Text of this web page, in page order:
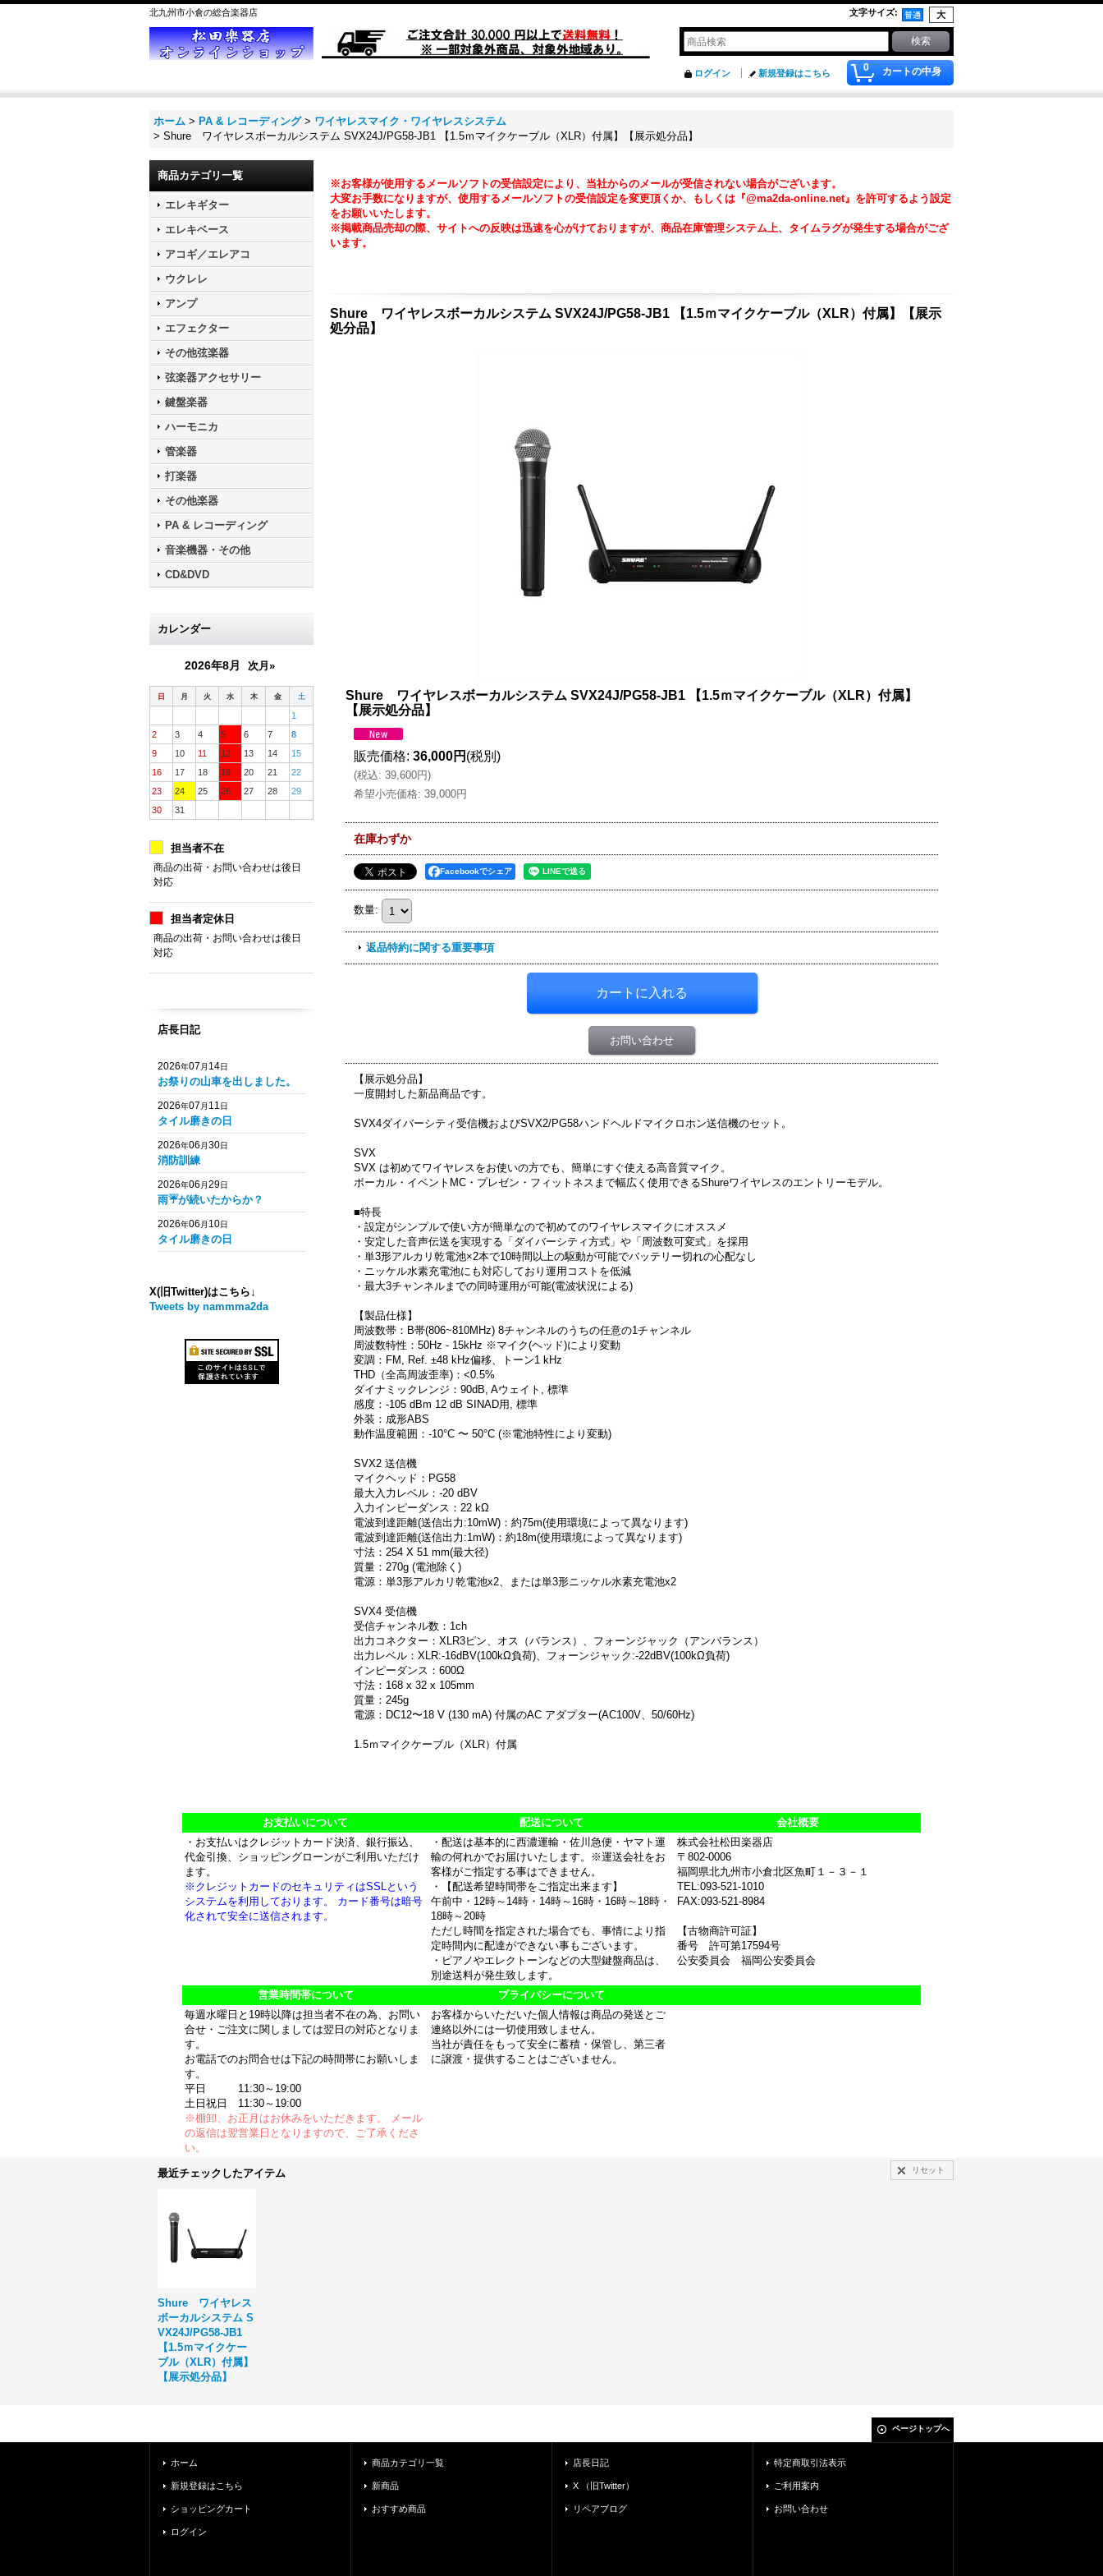
北九州市小倉の総合楽器店 文字サイズ:
0 カートの中身
ログイン 新規登録はこちら
ホーム > PA & レコーディング > ワイヤレスマイク・ワイヤレスシステム
> Shure ワイヤレスボーカルシステム SVX24J/PG58-JB1 【1.5ｍマイクケーブル（XLR）付属】【展示処分品】
商品カテゴリ一覧
エレキギター
エレキベース
アコギ／エレアコ
ウクレレ
アンプ
エフェクター
その他弦楽器
弦楽器アクセサリー
鍵盤楽器
ハーモニカ
管楽器
打楽器
その他楽器
PA & レコーディング
音楽機器・その他
CD&DVD
カレンダー
2026年8月 次月»
日 月 火 水 木 金 土
1
2
3 4 5 6 7
8
9
10 11 12 13 14
15
16
17 18 19 20 21
22
23
24 25 26 27 28
29
30
31
担当者不在
商品の出荷・お問い合わせは後日
対応
担当者定休日
商品の出荷・お問い合わせは後日
対応
店長日記
2026年07 月 14日
お祭りの山車を出しました。
2026年07 月 11日
タイル磨きの日
2026年06 月30日
消防訓練
2026年06 月29日
雨☔️が続いたからか？
2026年06 月 10日
タイル磨きの日
X(旧Twitter)はこちら↓
Tweets by nammma2da
※お客様が使用するメールソフトの受信設定により、当社からのメールが受信されない場合がございます。
大変お手数になりますが、使用するメールソフトの受信設定を変更頂くか、もしくは『@ma2da-online.net』を許可するよう設定
をお願いいたします。
※掲載商品売却の際、サイトへの反映は迅速を心がけておりますが、商品在庫管理システム上、タイムラグが発生する場合がござ
います。
Shure ワイヤレスボーカルシステム SVX24J/PG58-JB1 【1.5ｍマイクケーブル（XLR）付属】【展示
処分品】
Shure ワイヤレスボーカルシステム SVX24J/PG58-JB1 【1.5ｍマイクケーブル（XLR）付属】
【展示処分品】
販売価格: 36,000円 (税別)
(税込: 39,600円)
希望小売価格: 39,000円
在庫わずか
Facebookでシェア
数量:
返品特約に関する重要事項
お問い合わせ
【展示処分品】
一度開封した新品商品です。
SVX4ダイバーシティ受信機およびSVX2/PG58ハンドヘルドマイクロホン送信機のセット。
SVX
SVX は初めてワイヤレスをお使いの方でも、簡単にすぐ使える高音質マイク。
ボーカル・イベントMC・プレゼン・フィットネスまで幅広く使用できるShureワイヤレスのエントリーモデル。
■特長
・設定がシンプルで使い方が簡単なので初めてのワイヤレスマイクにオススメ
・安定した音声伝送を実現する「ダイバーシティ方式」や「周波数可変式」を採用
・単3形アルカリ乾電池×2本で10時間以上の駆動が可能でバッテリー切れの心配なし
・ニッケル水素充電池にも対応しており運用コストを低減
・最大3チャンネルまでの同時運用が可能(電波状況による)
【製品仕様】
周波数帯：B帯(806~810MHz) 8チャンネルのうちの任意の1チャンネル
周波数特性：50Hz - 15kHz ※マイク(ヘッド)により変動
変調：FM, Ref. ±48 kHz偏移、トーン1 kHz
THD（全高周波歪率)：<0.5%
ダイナミックレンジ：90dB, Aウェイト, 標準
感度：-105 dBm 12 dB SINAD用, 標準
外装：成形ABS
動作温度範囲：-10°C 〜 50°C (※電池特性により変動)
SVX2 送信機
マイクヘッド：PG58
最大入力レベル：-20 dBV
入力インピーダンス：22 kΩ
電波到達距離(送信出力:10mW)：約75m(使用環境によって異なります)
電波到達距離(送信出力:1mW)：約18m(使用環境によって異なります)
寸法：254 X 51 mm(最大径)
質量：270g (電池除く)
電源：単3形アルカリ乾電池x2、または単3形ニッケル水素充電池x2
SVX4 受信機
受信チャンネル数：1ch
出力コネクター：XLR3ピン、オス（バランス）、フォーンジャック（アンバランス）
出力レベル：XLR:-16dBV(100kΩ負荷)、フォーンジャック:-22dBV(100kΩ負荷)
インピーダンス：600Ω
寸法：168 x 32 x 105mm
質量：245g
電源：DC12〜18 V (130 mA) 付属のAC アダプター(AC100V、50/60Hz)
1.5ｍマイクケーブル（XLR）付属
お支払いについて 配送について
会社概要
・お支払いはクレジットカード決済、銀行振込、
代金引換、ショッピングローンがご利用いただけ
ます。
※クレジットカードのセキュリティはSSLという
システムを利用しております。 カード番号は暗号
化されて安全に送信されます。
・配送は基本的に西濃運輸・佐川急便・ヤマト運
輸の何れかでお届けいたします。※運送会社をお
客様がご指定する事はできません。
・【配送希望時間帯をご指定出来ます】
午前中・12時～14時・14時～16時・16時～18時・
18時～20時
ただし時間を指定された場合でも、事情により指
定時間内に配達ができない事もございます。
・ピアノやエレクトーンなどの大型鍵盤商品は、
別途送料が発生致します。
株式会社松田楽器店
〒802-0006
福岡県北九州市小倉北区魚町１－３－１
TEL:093-521-1010
FAX:093-521-8984
【古物商許可証】
番号 許可第17594号
公安委員会 福岡公安委員会
営業時間帯について
プライバシーについて
毎週水曜日と19時以降は担当者不在の為、お問い
合せ・ご注文に関しましては翌日の対応となりま
す。
お電話でのお問合せは下記の時間帯にお願いしま
す。
平日 11:30～19:00
土日祝日 11:30～19:00
※棚卸、お正月はお休みをいただきます。 メール
の返信は翌営業日となりますので、ご了承くださ
い。
お客様からいただいた個人情報は商品の発送とご
連絡以外には一切使用致しません。
当社が責任をもって安全に蓄積・保管し、第三者
に譲渡・提供することはございません。
最近チェックしたアイテム リセット
Shure ワイヤレス
ボーカルシステム S
VX24J/PG58-JB1
【1.5ｍマイクケー
ブル（XLR）付属】
【展示処分品】
ページトップへ
ホーム
新規登録はこちら
ショッピングカート
ログイン
商品カテゴリ一覧
新商品
おすすめ商品
店長日記
X （旧Twitter）
リペアブログ
特定商取引法表示
ご利用案内
お問い合わせ